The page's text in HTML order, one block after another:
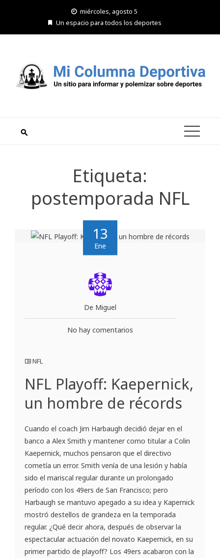
miércoles, agosto 5
Un espacio para todos los deportes
Etiqueta:
postemporada NFL
13
Ene
De Miguel
No hay comentarios
NFL
NFL Playoff: Kaepernick,
un hombre de récords
Cuando el coach Jim Harbaugh decidió dejar en el
banco a Alex Smith y mantener como titular a Colin
Kaepernick, muchos pensaron que el directivo
cometía un error. Smith venía de una lesión y había
sido el mariscal regular durante un prolongado
período con los 49ers de San Francisco; pero
Harbaugh se mantuvo apegado a su idea y Kapernick
mostró destellos de grandeza en la temporada
regular. ¿Qué decir ahora, después de observar la
espectacular actuación del novato Kaepernick, en su
primer partido de playoff? Los 49ers acabaron con la